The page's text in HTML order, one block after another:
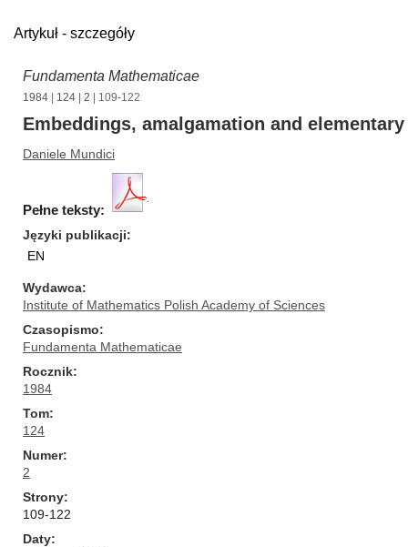
Artykuł - szczegóły
Fundamenta Mathematicae
1984 124 2 | 109-122
Embeddings, amalgamation and
Daniele Mundici
Pełne teksty:
Języki publikacji
EN
Wydawca
Institute of Mathematics Polish Academy of Sciences
Czasopismo
Fundamenta Mathematicae
Rocznik
1984
Tom
124
Numer
2
Strony
109-122
Daty